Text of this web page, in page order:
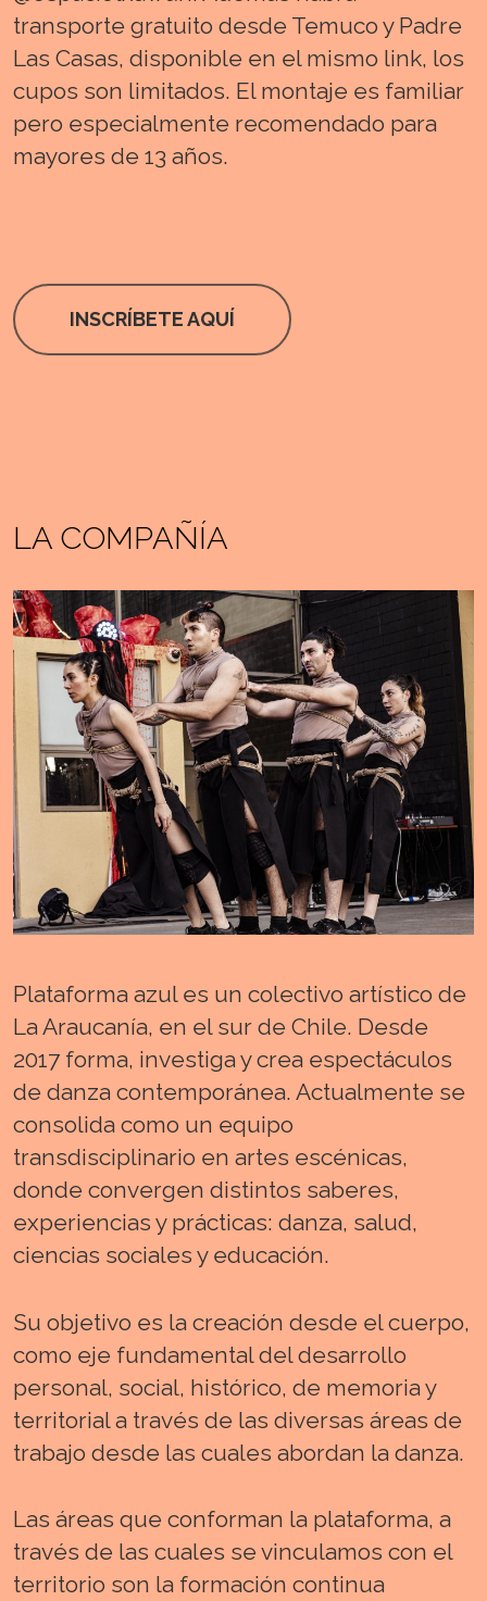
transporte gratuito desde Temuco y Padre
Las Casas, disponible en el mismo link, los
cupos son limitados. El montaje es familiar
pero especialmente recomendado para
mayores de 13 años.
INSCRÍBETE AQUÍ
LA COMPAÑÍA
Plataforma azul es un colectivo artístico de
La Araucanía, en el sur de Chile. Desde
2017 forma, investiga y crea espectáculos
de danza contemporánea. Actualmente se
consolida como un equipo
transdisciplinario en artes escénicas,
donde convergen distintos saberes,
experiencias y prácticas: danza, salud,
ciencias sociales y educación.
Su objetivo es la creación desde el cuerpo,
como eje fundamental del desarrollo
personal, social, histórico, de memoria y
territorial a través de las diversas áreas de
trabajo desde las cuales abordan la danza.
Las áreas que conforman la plataforma, a
través de las cuales se vinculamos con el
territorio son la formación continua